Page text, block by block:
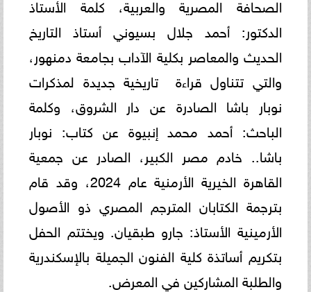
الدكتور: أحمد جلال بسيوني أستاذ التاريخ
الحديث والمعاصر بكلية الآداب بجامعة دمنهور،
والتي تتناول قراءة تاريخية جديدة لمذكرات
نوبار باشا الصادرة عن دار الشروق، وكلمة
الباحث: أحمد محمد إنبيوة عن كتاب: نوبار
باشا.. خادم مصر الكبير، الصادر عن جمعية
القاهرة الخيرية الأرمنية عام 2024، وقد قام
بترجمة الكتابان المترجم المصري ذو الأصول
الأرمينية الأستاذ: جارو طبقيان. ويختتم الحفل
بتكريم أساتذة كلية الفنون الجميلة بالإسكندرية
والطلبة المشاركين في المعرض.